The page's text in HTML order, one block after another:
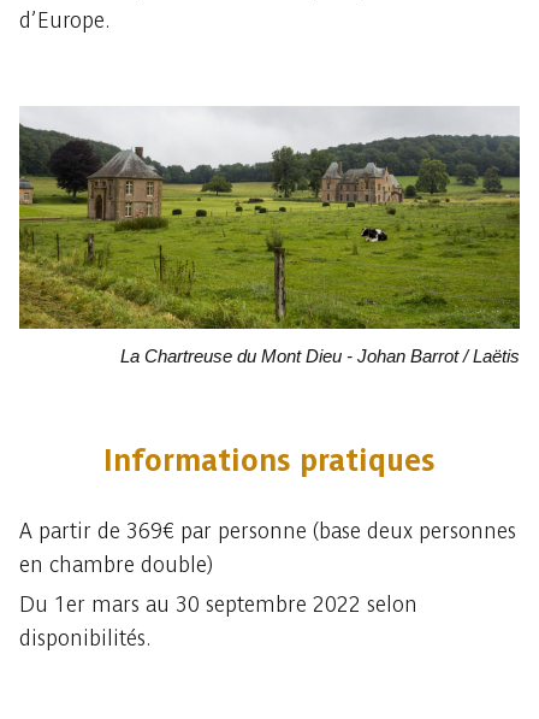
d’Europe.
La Chartreuse du Mont Dieu - Johan Barrot / Laëtis
Informations pratiques
A partir de 369€ par personne (base deux personnes
en chambre double)
Du 1er mars au 30 septembre 2022 selon
disponibilités.